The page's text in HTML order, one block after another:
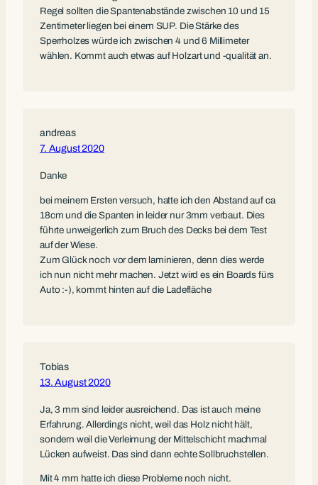
Regel sollten die Spantenabstände zwischen 10 und 15
Zentimeter liegen bei einem SUP. Die Stärke des
Sperrholzes würde ich zwischen 4 und 6 Millimeter
wählen. Kommt auch etwas auf Holzart und -qualität an.
andreas
7. August 2020
Danke
bei meinem Ersten versuch, hatte ich den Abstand auf ca
18cm und die Spanten in leider nur 3mm verbaut. Dies
führte unweigerlich zum Bruch des Decks bei dem Test
auf der Wiese.
Zum Glück noch vor dem laminieren, denn dies werde
ich nun nicht mehr machen. Jetzt wird es ein Boards fürs
Auto :-), kommt hinten auf die Ladefläche
Tobias
13. August 2020
Ja, 3 mm sind leider ausreichend. Das ist auch meine
Erfahrung. Allerdings nicht, weil das Holz nicht hält,
sondern weil die Verleimung der Mittelschicht machmal
Lücken aufweist. Das sind dann echte Sollbruchstellen.
Mit 4 mm hatte ich diese Probleme noch nicht.